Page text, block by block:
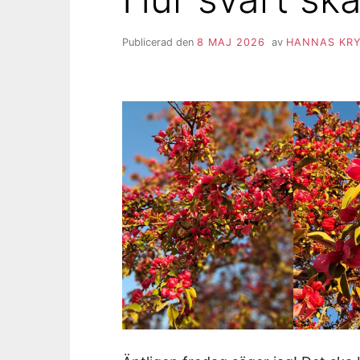
Publicerad den 8 MAJ 2026 av HANNAS